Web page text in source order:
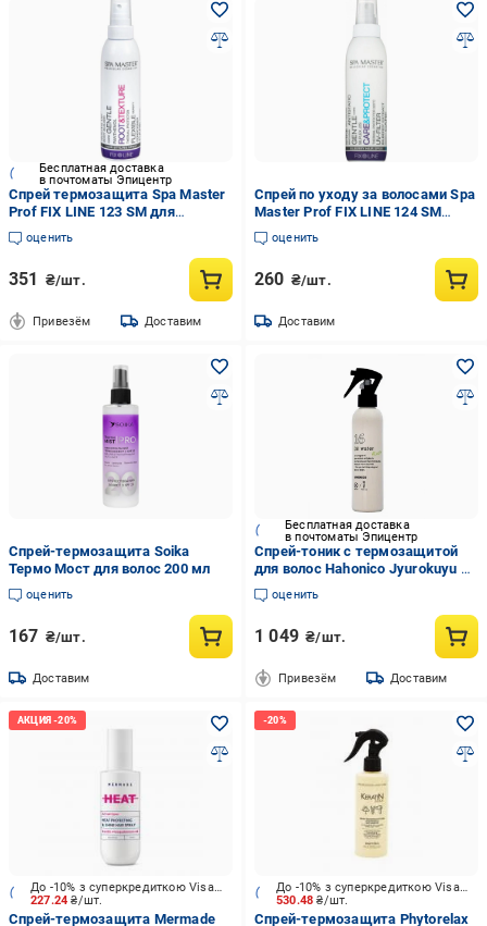
Бесплатная доставка
в почтоматы Эпицентр
Спрей термозащита Spa Master
Prof FIX LINE 123 SM для
укладки волос 200 мл
оценить
351 ₴/шт.
Привезём Доставим
Спрей по уходу за волосами Spa
Master Prof FIX LINE 124 SM
черничный 200 мл
оценить
260 ₴/шт.
Доставим
Спрей-термозащита Soika
Термо Мост для волос 200 мл
оценить
167 ₴/шт.
Доставим
Бесплатная доставка
в почтоматы Эпицентр
Спрей-тоник с термозащитой
для волос Hahonico Jyurokuyu Oil
Water 210 мл
оценить
1 049 ₴/шт.
Привезём Доставим
227.24₴/шт.
До -10% з суперкредиткою Visa Вигода
Спрей-термозащита Mermade
530.48₴/шт.
До -10% з суперкредиткою Visa Вигода
Спрей-термозащита Phytorelax